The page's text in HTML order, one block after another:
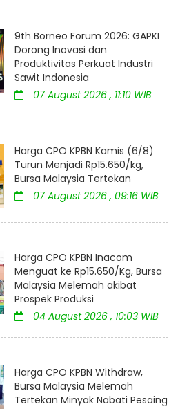
9th Borneo Forum 2026: GAPKI
Dorong Inovasi dan
Produktivitas Perkuat Industri
Sawit Indonesia
07 August 2026 , 11:10 WIB
Harga CPO KPBN Kamis (6/8)
Turun Menjadi Rp15.650/kg,
Bursa Malaysia Tertekan
07 August 2026 , 09:16 WIB
Harga CPO KPBN Inacom
Menguat ke Rp15.650/Kg, Bursa
Malaysia Melemah akibat
Prospek Produksi
04 August 2026 , 10:03 WIB
Harga CPO KPBN Withdraw,
Bursa Malaysia Melemah
Tertekan Minyak Nabati Pesaing